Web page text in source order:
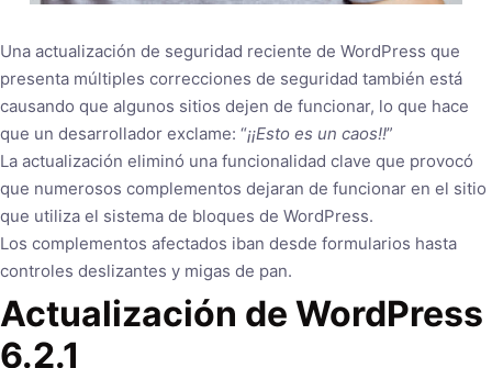
Una actualización de seguridad reciente de WordPress que
presenta múltiples correcciones de seguridad también está
causando que algunos sitios dejen de funcionar, lo que hace
que un desarrollador exclame: “¡¡Esto es un caos!!”
La actualización eliminó una funcionalidad clave que provocó
que numerosos complementos dejaran de funcionar en el sitio
que utiliza el sistema de bloques de WordPress.
Los complementos afectados iban desde formularios hasta
controles deslizantes y migas de pan.
Actualización de WordPress
6.2.1